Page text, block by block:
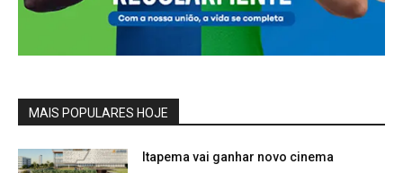
MAIS POPULARES HOJE
Itapema vai ganhar novo cinema